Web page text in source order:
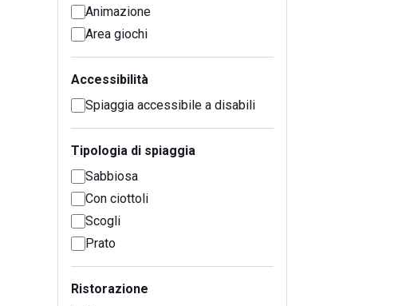
Animazione
Area giochi
Accessibilità
Spiaggia accessibile a disabili
Tipologia di spiaggia
Sabbiosa
Con ciottoli
Scogli
Prato
Ristorazione